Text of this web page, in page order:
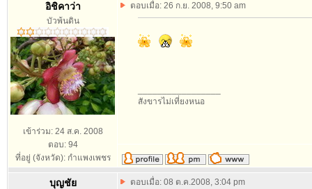
อิชิคาว่า
บัวพ้นดิน
เข้าร่วม: 24 ส.ค. 2008
ตอบ: 94
ที่อยู่ (จังหวัด): กำแพงเพชร
ตอบเมื่อ: 26 ก.ย. 2008, 9:50 am
สังขารไม่เที่ยงหนอ
บุญชัย ตอบเมื่อ: 08 ต.ค.2008, 3:04 pm